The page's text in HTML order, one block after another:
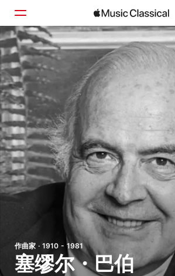
主页
浏览
搜索
作曲家 · 1910 - 1981
塞缪尔・巴伯